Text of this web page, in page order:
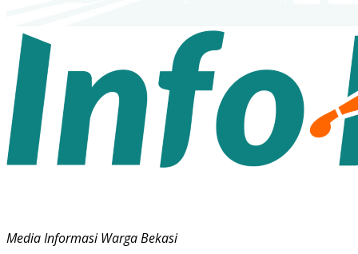
Media Informasi Warga Bekasi